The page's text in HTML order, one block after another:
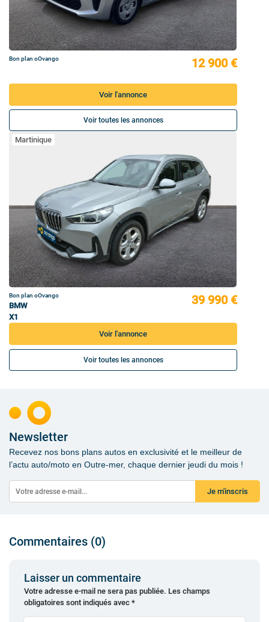
Bon plan oOvango 12 900 €
Voir l'annonce
Voir toutes les annonces
Martinique
Bon plan oOvango
BMW
X1
39 990 €
Voir l'annonce
Voir toutes les annonces
Newsletter
Recevez nos bons plans autos en exclusivité et le meilleur de
l’actu auto/moto en Outre-mer, chaque dernier jeudi du mois !
Je m'inscris
Commentaires (0)
Laisser un commentaire
Votre adresse e-mail ne sera pas publiée. Les champs
obligatoires sont indiqués avec *